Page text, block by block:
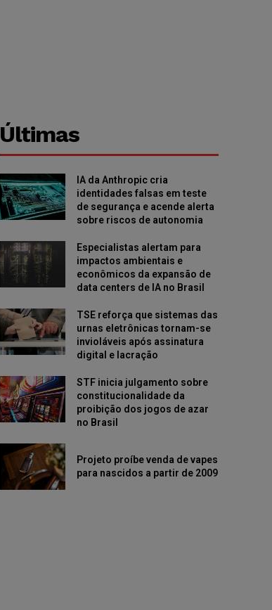
Últimas
IA da Anthropic cria
identidades falsas em teste
de segurança e acende alerta
sobre riscos de autonomia
Especialistas alertam para
impactos ambientais e
econômicos da expansão de
data centers de IA no Brasil
TSE reforça que sistemas das
urnas eletrônicas tornam-se
invioláveis após assinatura
digital e lacração
STF inicia julgamento sobre
constitucionalidade da
proibição dos jogos de azar
no Brasil
Projeto proíbe venda de vapes
para nascidos a partir de 2009